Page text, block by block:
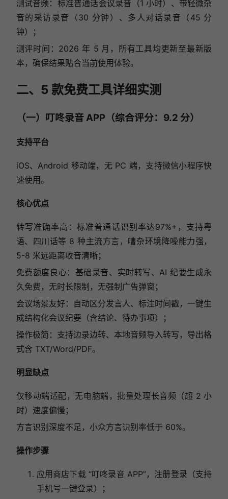
测试音频：标准普通话会议录音（1 小时）、带轻微杂
音的采访录音（30 分钟）、多人对话录音（45 分
钟）；
测评时间：2026 年 5 月，所有工具均更新至最新版
本，确保结果贴合当前使用体验。
二、5 款免费工具详细实测
（一）叮咚录音 APP（综合评分：9.2 分）
支持平台
iOS、Android 移动端，无 PC 端，支持微信小程序快
速使用。
核心优点
转写准确率高：标准普通话识别率达97%+，支持粤
语、四川话等 8 种主流方言，嘈杂环境降噪能力强，
5-8 米远距离收音清晰；
免费额度良心：基础录音、实时转写、AI 纪要生成永
久免费，无时长限制，无强制广告弹窗；
会议场景友好：自动区分发言人、标注时间戳，一键生
成结构化会议纪要（含结论、待办事项）；
操作极简：支持边录边转、本地音频导入转写，导出格
式含 TXT/Word/PDF。
明显缺点
仅移动端适配，无电脑端，批量处理长音频（超 2 小
时）速度偏慢；
方言识别深度不足，小众方言识别率低于 60%。
操作步骤
应用商店下载 “叮咚录音 APP”，注册登录（支持
手机号一键登录）；